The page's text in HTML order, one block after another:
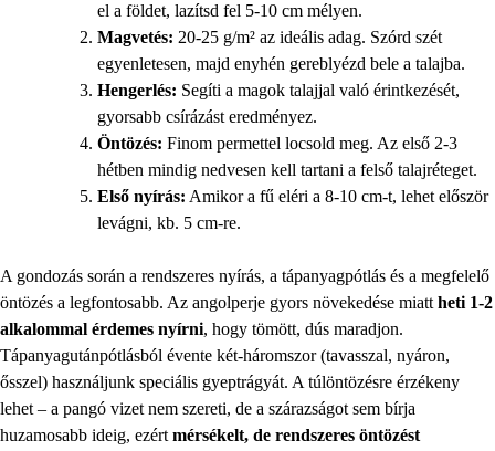
el a földet, lazítsd fel 5-10 cm mélyen.
Magvetés: 20-25 g/m² az ideális adag. Szórd szét
egyenletesen, majd enyhén gereblyézd bele a talajba.
Hengerlés: Segíti a magok talajjal való érintkezését,
gyorsabb csírázást eredményez.
Öntözés: Finom permettel locsold meg. Az első 2-3
hétben mindig nedvesen kell tartani a felső talajréteget.
Első nyírás: Amikor a fű eléri a 8-10 cm-t, lehet először
levágni, kb. 5 cm-re.
A gondozás során a rendszeres nyírás, a tápanyagpótlás és a megfelelő
öntözés a legfontosabb. Az angolperje gyors növekedése miatt heti 1-2
alkalommal érdemes nyírni, hogy tömött, dús maradjon.
Tápanyagutánpótlásból évente két-háromszor (tavasszal, nyáron,
ősszel) használjunk speciális gyeptrágyát. A túlöntözésre érzékeny
lehet – a pangó vizet nem szereti, de a szárazságot sem bírja
huzamosabb ideig, ezért mérsékelt, de rendszeres öntözést